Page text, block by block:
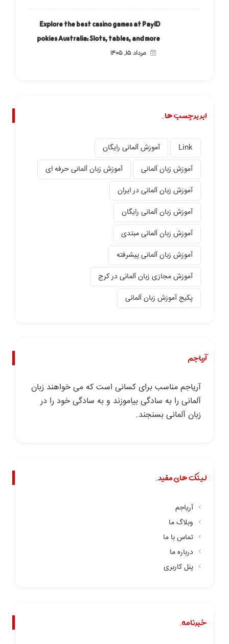
Explore the best casino games at PayID
pokies Australia: Slots, tables, and more
مرداد ۱۵, ۱۴۰۵
ابر برچسب ها.
Link
آموزش آلمانی رایگان
آموزش زبان آلمانی
آموزش زبان آلمانی حرفه ای
آموزش زبان آلمانی در ایران
آموزش زبان آلمانی رایگان
آموزش زبان آلمانی مبتدی
آموزش زبان آلمانی پیشرفته
آموزش مجازی زبان آلمانی در کرج
پکیج آموزش زبان آلمانی
آریاجم
آریاجم مناسب برای کسانی است که می خواهند زبان
آلمانی را به سادگی بیاموزند و به سادگی خود را در
زبان آلمانی بسنجند.
لینک های مفید.
آریاجم
وبلاگ ما
تماس با ما
درباره ما
پنل کاربری
خبرنامه.